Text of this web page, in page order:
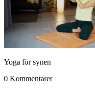
Yoga för synen
0 Kommentarer